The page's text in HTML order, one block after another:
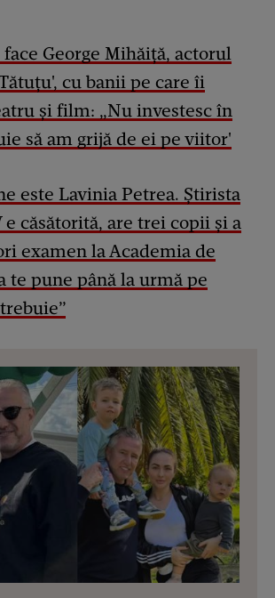
face George Mihăiță, actorul
cu banii pe care îi
și film: „Nu investesc în
să am grijă de ei pe viitor'
este Lavinia Petrea. Știrista
e căsătorită, are trei copii și a
examen la Academia de
te pune până la urmă pe